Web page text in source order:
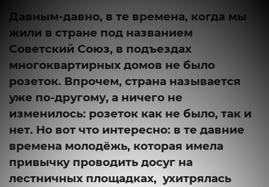
Давным-давно, в те времена, когда мы
жили в стране под названием
Советский Союз, в подъездах
многоквартирных домов не было
розеток. Впрочем, страна называется
уже по-другому, а ничего не
изменилось: розеток как не было, так и
нет. Но вот что интересно: в те давние
времена молодёжь, которая имела
привычку проводить досуг на
лестничных площадках, ухитрялась